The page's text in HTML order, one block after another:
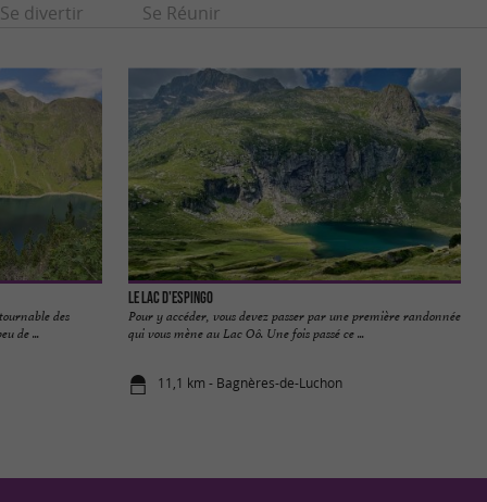
Se divertir Se Réunir
des
de ...
Le Lac d'Espingo
Pour y accéder, vous devez passer par une première randonnée
qui vous mène au Lac Oô. Une fois passé ce ...
11,1 km - Bagnères-de-Luchon